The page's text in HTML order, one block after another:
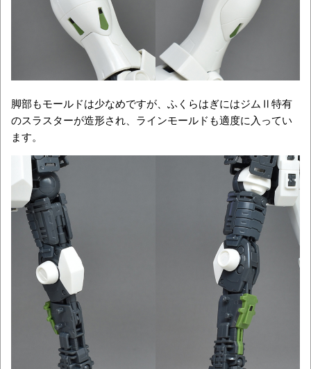
脚部もモールドは少なめですが、ふくらはぎにはジムⅡ特有
のスラスターが造形され、ラインモールドも適度に入ってい
ます。